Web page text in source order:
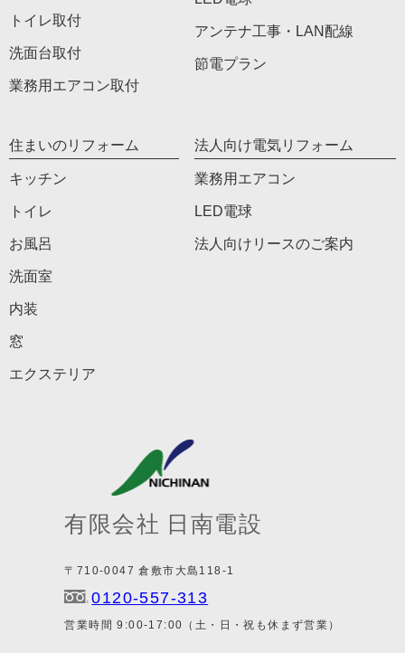
トイレ取付
洗面台取付
業務用エアコン取付
アンテナ工事・LAN配線
節電プラン
住まいのリフォーム
キッチン
トイレ
お風呂
洗面室
内装
窓
エクステリア
法人向け電気リフォーム
業務用エアコン
LED電球
法人向けリースのご案内
有限会社 日南電設
〒710-0047 倉敷市大島118-1
0120-557-313
営業時間 9:00-17:00（土・日・祝も休まず営業）